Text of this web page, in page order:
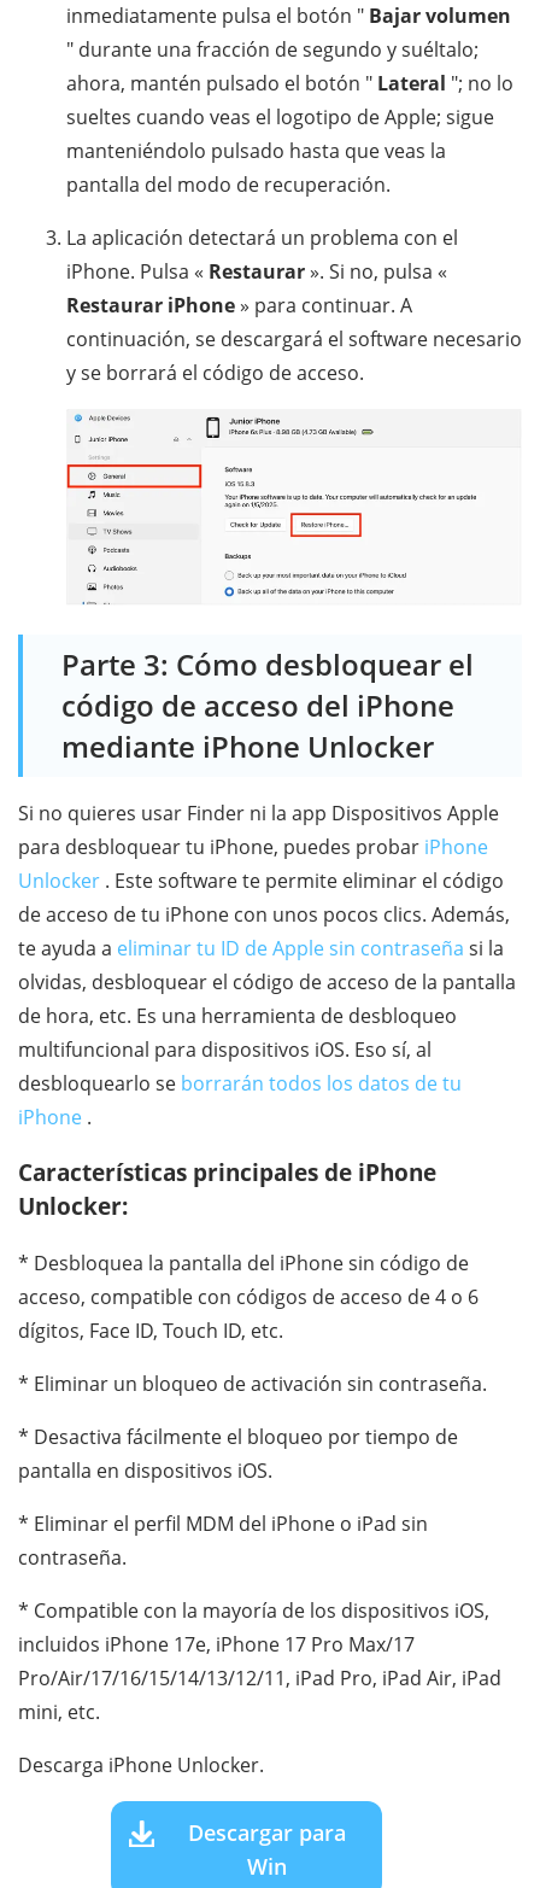
inmediatamente pulsa el botón " Bajar volumen
" durante una fracción de segundo y suéltalo;
ahora, mantén pulsado el botón " Lateral "; no lo
sueltes cuando veas el logotipo de Apple; sigue
manteniéndolo pulsado hasta que veas la
pantalla del modo de recuperación.
La aplicación detectará un problema con el
iPhone. Pulsa « Restaurar». Si no, pulsa «
Restaurar iPhone» para continuar. A
continuación, se descargará el software necesario
y se borrará el código de acceso.
Parte 3: Cómo desbloquear el
código de acceso del iPhone
mediante iPhone Unlocker
Si no quieres usar Finder ni la app Dispositivos Apple
para desbloquear tu iPhone, puedes probar iPhone
Unlocker . Este software te permite eliminar el código
de acceso de tu iPhone con unos pocos clics. Además,
te ayuda a eliminar tu ID de Apple sin contraseña si la
olvidas, desbloquear el código de acceso de la pantalla
de hora, etc. Es una herramienta de desbloqueo
multifuncional para dispositivos iOS. Eso sí, al
desbloquearlo se borrarán todos los datos de tu
iPhone .
Características principales de iPhone
Unlocker:
* Desbloquea la pantalla del iPhone sin código de
acceso, compatible con códigos de acceso de 4 o 6
dígitos, Face ID, Touch ID, etc.
* Eliminar un bloqueo de activación sin contraseña.
* Desactiva fácilmente el bloqueo por tiempo de
pantalla en dispositivos iOS.
* Eliminar el perfil MDM del iPhone o iPad sin
contraseña.
* Compatible con la mayoría de los dispositivos iOS,
incluidos iPhone 17e, iPhone 17 Pro Max/17
Pro/Air/17/16/15/14/13/12/11, iPad Pro, iPad Air, iPad
mini, etc.
Descarga iPhone Unlocker.
Descargar para
Win